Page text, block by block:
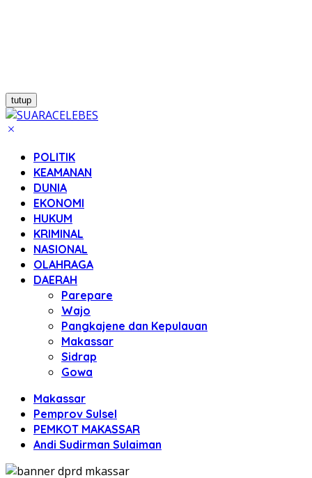
tutup
POLITIK
KEAMANAN
DUNIA
EKONOMI
HUKUM
KRIMINAL
NASIONAL
OLAHRAGA
DAERAH
Parepare
Wajo
Pangkajene dan Kepulauan
Makassar
Sidrap
Gowa
Makassar
Pemprov Sulsel
PEMKOT MAKASSAR
Andi Sudirman Sulaiman